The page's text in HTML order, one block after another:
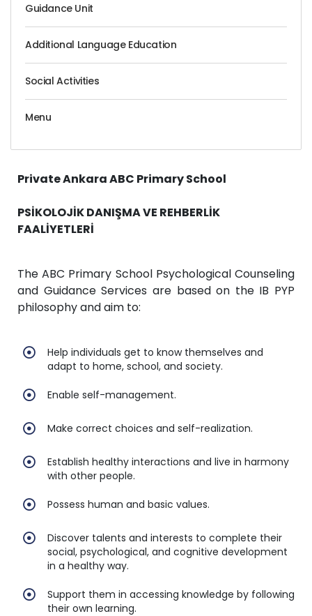
Guidance Unit
Additional Language Education
Social Activities
Menu
Private Ankara ABC Primary School
PSİKOLOJİK DANIŞMA VE REHBERLİK
FAALİYETLERİ
The ABC Primary School Psychological Counseling
and Guidance Services are based on the IB PYP
philosophy and aim to:
Help individuals get to know themselves and
adapt to home, school, and society.
Enable self-management.
Make correct choices and self-realization.
Establish healthy interactions and live in harmony
with other people.
Possess human and basic values.
Discover talents and interests to complete their
social, psychological, and cognitive development
in a healthy way.
Support them in accessing knowledge by following
their own learning.